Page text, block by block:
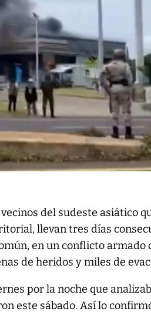
del sudeste asiático
llevan tres días
en un conflicto armado
de heridos y miles de
por la noche que
este sábado. Así lo